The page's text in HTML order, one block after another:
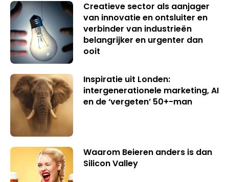
Creatieve sector als aanjager
van innovatie en ontsluiter en
verbinder van industrieën
belangrijker en urgenter dan
ooit
Inspiratie uit Londen:
intergenerationele marketing, AI
en de ‘vergeten’ 50+-man
Waarom Beieren anders is dan
Silicon Valley